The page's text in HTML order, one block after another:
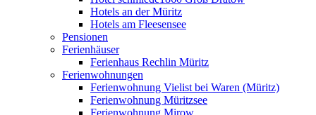
Hotels an der Müritz
Hotels am Fleesensee
Pensionen
Ferienhäuser
Ferienhaus Rechlin Müritz
Ferienwohnungen
Ferienwohnung Vielist bei Waren (Müritz)
Ferienwohnung Müritzsee
Ferienwohnung Mirow